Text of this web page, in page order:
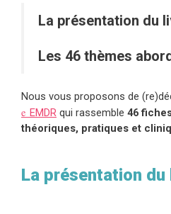
La présentation du
Les 46 thèmes
Nous vous proposons de
e EMDR qui rassemble 46
théoriques, pratiques et
La présentation du